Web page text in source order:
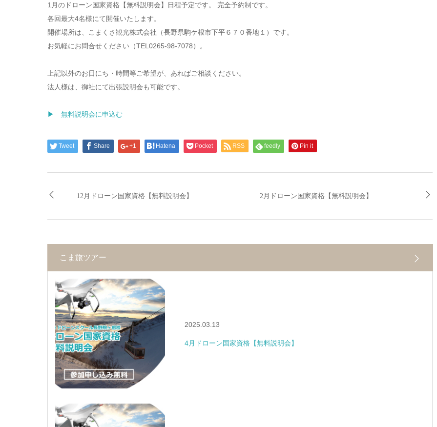
1月のドローン国家資格【無料説明会】日程予定です。 完全予約制です。
各回最大4名様にて開催いたします。
開催場所は、こまくさ観光株式会社（長野県駒ケ根市下平６７０番地１）です。
お気軽にお問合せください（TEL0265-98-7078）。
上記以外のお日にち・時間等ご希望が、あればご相談ください。
法人様は、御社にて出張説明会も可能です。
▶ 無料説明会に申込む
Tweet Share +1 Hatena Pocket RSS feedly Pin it
12月ドローン国家資格【無料説明会】 2月ドローン国家資格【無料説明会】
こま旅ツアー
2025.03.13
4月ドローン国家資格【無料説明会】